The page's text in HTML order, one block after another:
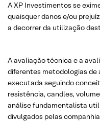
A XP Investimentos se
quaisquer danos e/ou
a decorrer da utilização
A avaliação técnica e a
diferentes metodologias de
executada seguindo
resistência, candles,
análise fundamentalista
divulgados pelas